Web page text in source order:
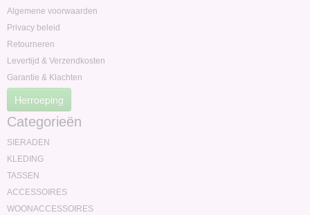
Algemene voorwaarden
Privacy beleid
Retourneren
Levertijd & Verzendkosten
Garantie & Klachten
Herroeping
Categorieën
SIERADEN
KLEDING
TASSEN
ACCESSOIRES
WOONACCESSOIRES